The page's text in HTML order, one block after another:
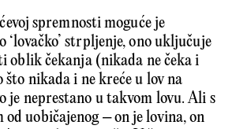
spremnosti moguće je
strpljenje, ono uključuje
oblik čekanja (nikada ne čeka i
što nikada i ne kreće u lov na
je neprestano u takvom lovu. Ali s
uobičajenog – on je lovina, on